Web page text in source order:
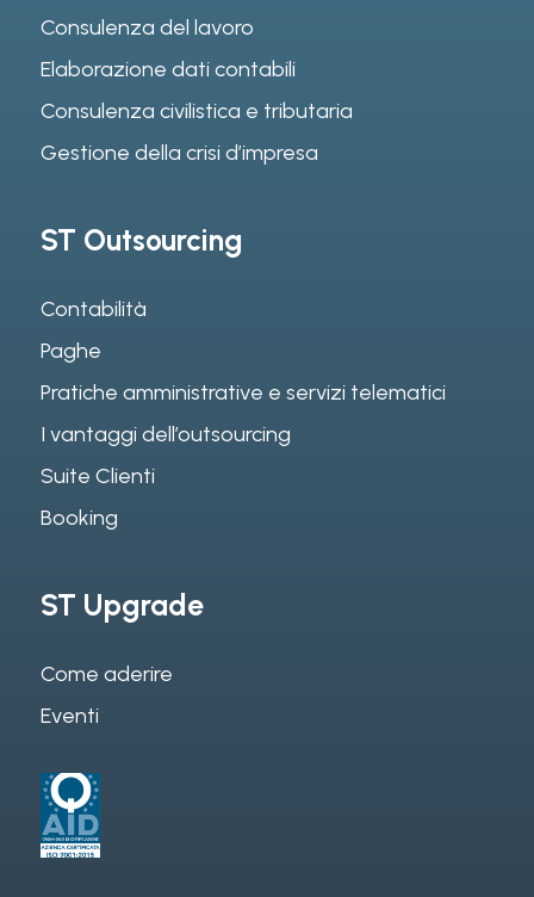
Consulenza del lavoro
Elaborazione dati contabili
Consulenza civilistica e tributaria
Gestione della crisi d’impresa
ST Outsourcing
Contabilità
Paghe
Pratiche amministrative e servizi telematici
I vantaggi dell’outsourcing
Suite Clienti
Booking
ST Upgrade
Come aderire
Eventi